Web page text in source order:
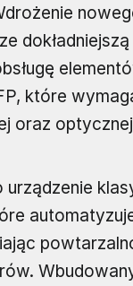
dokładniejszą
które
oraz
urządzenie